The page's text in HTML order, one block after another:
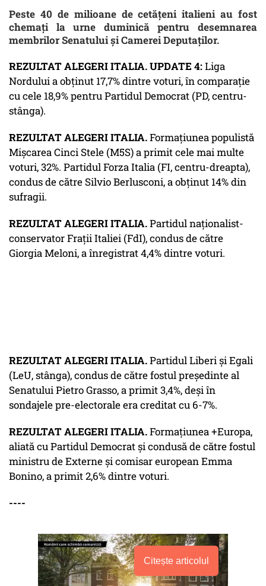
Peste 40 de milioane de cetăţeni italieni au fost
chemaţi la urne duminică pentru desemnarea
membrilor Senatului şi Camerei Deputaţilor.
REZULTAT ALEGERI ITALIA. UPDATE 4:Liga
Nordului a obţinut 17,7% dintre voturi, în comparaţie
cu cele 18,9% pentru Partidul Democrat (PD, centru-
stânga).
REZULTAT ALEGERI ITALIA.Formaţiunea populistă
Mişcarea Cinci Stele (M5S) a primit cele mai multe
voturi, 32%. Partidul Forza Italia (FI, centru-dreapta),
condus de către Silvio Berlusconi, a obţinut 14% din
sufragii.
REZULTAT ALEGERI ITALIA.Partidul naţionalist-
conservator Fraţii Italiei (FdI), condus de către
Giorgia Meloni, a înregistrat 4,4% dintre voturi.
REZULTAT ALEGERI ITALIA.Partidul Liberi şi Egali
(LeU, stânga), condus de către fostul preşedinte al
Senatului Pietro Grasso, a primit 3,4%, deşi în
sondajele pre-electorale era creditat cu 6-7%.
REZULTAT ALEGERI ITALIA.Formaţiunea +Europa,
aliată cu Partidul Democrat şi condusă de către fostul
ministru de Externe şi comisar european Emma
Bonino, a primit 2,6% dintre voturi.
----
Citește articolul